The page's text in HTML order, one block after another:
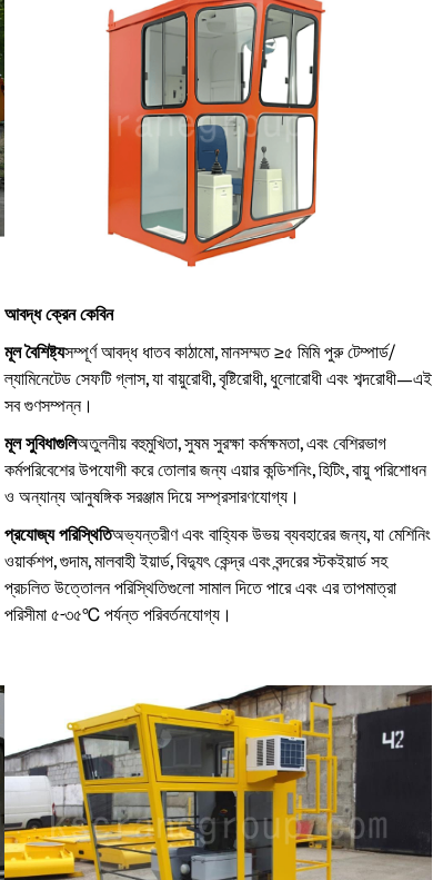
আবদ্ধ ক্রেন কেবিন
মূল বৈশিষ্ট্যসম্পূর্ণ আবদ্ধ ধাতব কাঠামো, মানসম্মত ≥৫ মিমি পুরু টেম্পার্ড/
ল্যামিনেটেড সেফটি গ্লাস, যা বায়ুরোধী, বৃষ্টিরোধী, ধুলোরোধী এবং শব্দরোধী—এই
সব গুণসম্পন্ন।
মূল সুবিধাগুলিঅতুলনীয় বহুমুখিতা, সুষম সুরক্ষা কর্মক্ষমতা, এবং বেশিরভাগ
কর্মপরিবেশের উপযোগী করে তোলার জন্য এয়ার কন্ডিশনিং, হিটিং, বায়ু পরিশোধন
ও অন্যান্য আনুষঙ্গিক সরঞ্জাম দিয়ে সম্প্রসারণযোগ্য।
প্রযোজ্য পরিস্থিতিঅভ্যন্তরীণ এবং বাহ্যিক উভয় ব্যবহারের জন্য, যা মেশিনিং
ওয়ার্কশপ, গুদাম, মালবাহী ইয়ার্ড, বিদ্যুৎ কেন্দ্র এবং বন্দরের স্টকইয়ার্ড সহ
প্রচলিত উত্তোলন পরিস্থিতিগুলো সামাল দিতে পারে এবং এর তাপমাত্রা
পরিসীমা ৫-৩৫℃ পর্যন্ত পরিবর্তনযোগ্য।